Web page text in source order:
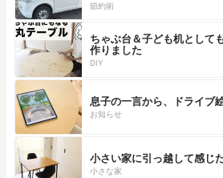
節約術
ちゃぶ台＆子ども机として
作りました
DIY
息子の一言から、ドライブ
お知らせ
小さい家に引っ越して感じ
小さな家